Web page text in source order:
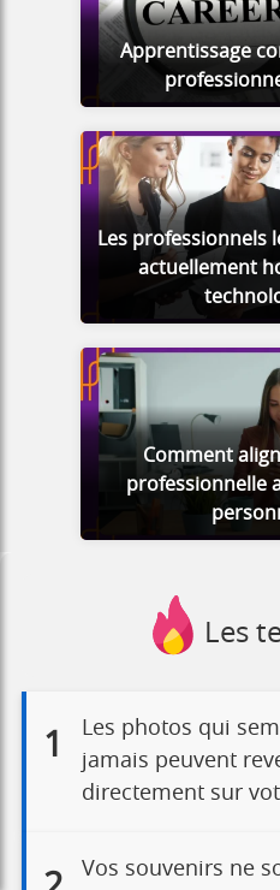
Apprentissage
Les professionnels
actuellement
Comment
professionnelle
Les
1
Les photos qui
jamais peuvent
directement sur
Vos souvenirs ne